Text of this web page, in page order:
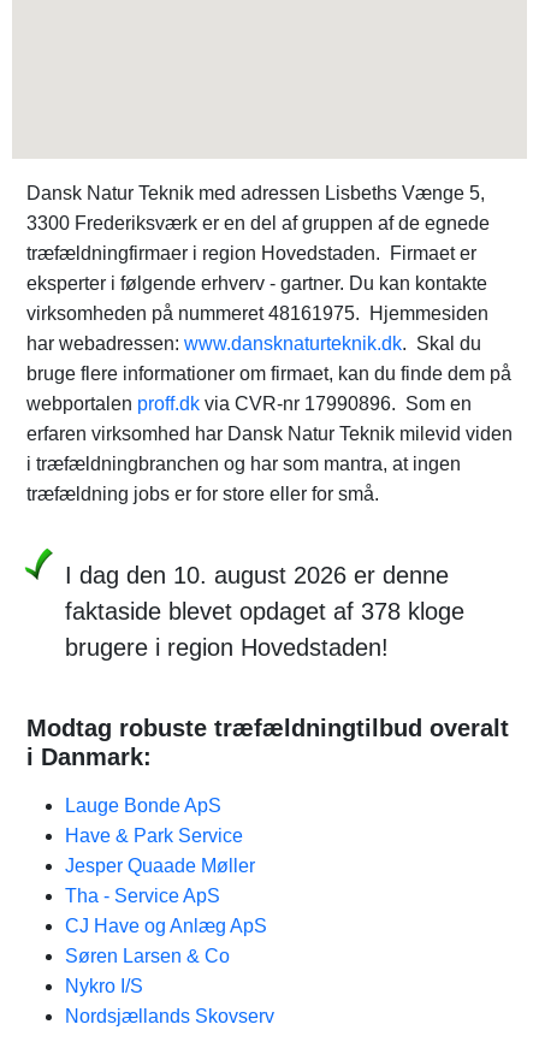
Dansk Natur Teknik med adressen Lisbeths Vænge 5,
3300 Frederiksværk er en del af gruppen af de egnede
træfældningfirmaer i region Hovedstaden. Firmaet er
eksperter i følgende erhverv - gartner. Du kan kontakte
virksomheden på nummeret 48161975. Hjemmesiden
har webadressen: www.dansknaturteknik.dk. Skal du
bruge flere informationer om firmaet, kan du finde dem på
webportalen proff.dk via CVR-nr 17990896. Som en
erfaren virksomhed har Dansk Natur Teknik milevid viden
i træfældningbranchen og har som mantra, at ingen
træfældning jobs er for store eller for små.
I dag den 10. august 2026 er denne
faktaside blevet opdaget af 378 kloge
brugere i region Hovedstaden!
Modtag robuste træfældningtilbud overalt
i Danmark:
Lauge Bonde ApS
Have & Park Service
Jesper Quaade Møller
Tha - Service ApS
CJ Have og Anlæg ApS
Søren Larsen & Co
Nykro I/S
Nordsjællands Skovserv